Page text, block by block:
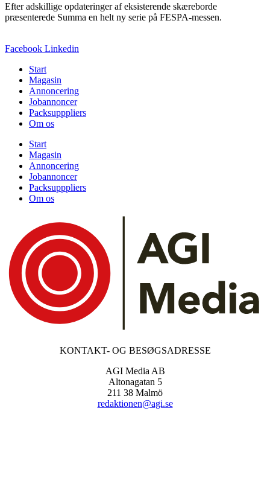
Efter adskillige opdateringer af eksisterende skæreborde
præsenterede Summa en helt ny serie på FESPA-messen.
Facebook Linkedin
Start
Magasin
Annoncering
Jobannoncer
Packsupppliers
Om os
Start
Magasin
Annoncering
Jobannoncer
Packsupppliers
Om os
KONTAKT- OG BESØGSADRESSE
AGI Media AB
Altonagatan 5
211 38 Malmö
redaktionen@agi.se